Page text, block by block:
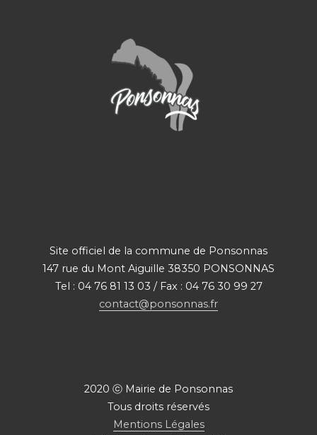
Site officiel de la commune de Ponsonnas
147 rue du Mont Aiguille 38350 PONSONNAS
Tel : 04 76 81 13 03 / Fax : 04 76 30 99 27
contact@ponsonnas.fr
2020 ⓒ Mairie de Ponsonnas
Tous droits réservés
Mentions Légales